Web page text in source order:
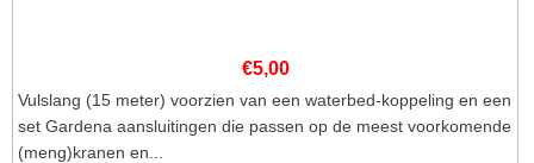
€5,00
Vulslang (15 meter) voorzien van een waterbed-koppeling en een
set Gardena aansluitingen die passen op de meest voorkomende
(meng)kranen en...